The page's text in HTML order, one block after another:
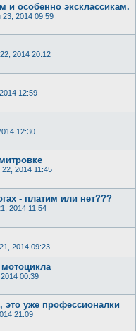
и особенно эксклассикам.
23, 2014 09:59
2014 20:12
12:59
12:30
22, 2014 11:45
- платим или нет???
2014 11:54
2014 09:23
00:39
уже профессионалки
21:09